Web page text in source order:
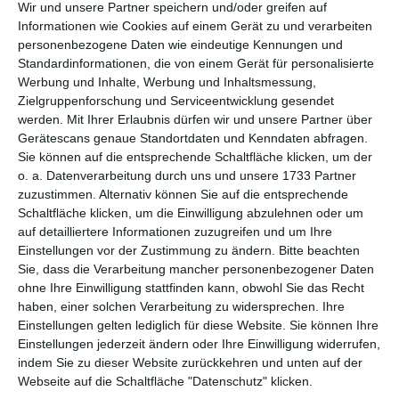
Wir und unsere Partner speichern und/oder greifen auf
Informationen wie Cookies auf einem Gerät zu und verarbeiten
personenbezogene Daten wie eindeutige Kennungen und
Standardinformationen, die von einem Gerät für personalisierte
Werbung und Inhalte, Werbung und Inhaltsmessung,
Zielgruppenforschung und Serviceentwicklung gesendet
werden.
Mit Ihrer Erlaubnis dürfen wir und unsere Partner über
Gerätescans genaue Standortdaten und Kenndaten abfragen.
Sie können auf die entsprechende Schaltfläche klicken, um der
o. a. Datenverarbeitung durch uns und unsere 1733 Partner
zuzustimmen. Alternativ können Sie auf die entsprechende
Schaltfläche klicken, um die Einwilligung abzulehnen oder um
auf detailliertere Informationen zuzugreifen und um Ihre
Einstellungen vor der Zustimmung zu ändern.
Bitte beachten
Sie, dass die Verarbeitung mancher personenbezogener Daten
ohne Ihre Einwilligung stattfinden kann, obwohl Sie das Recht
haben, einer solchen Verarbeitung zu widersprechen. Ihre
Einstellungen gelten lediglich für diese Website. Sie können Ihre
Einstellungen jederzeit ändern oder Ihre Einwilligung widerrufen,
indem Sie zu dieser Website zurückkehren und unten auf der
Webseite auf die Schaltfläche "Datenschutz" klicken.
TEILEN
Facebook, Twitter, WhatsApp, ...
WEITERE KARTEN IN DIESEN
KATEGORIEN ANSEHEN
Schule und Studium
Freizeit
Urlaub